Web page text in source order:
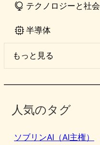
テクノロジーと社会
半導体
もっと見る
人気のタグ
ソブリンAI（AI主権）